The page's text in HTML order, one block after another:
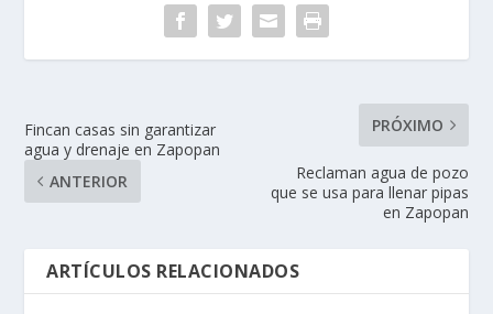
Fincan casas sin garantizar
agua y drenaje en Zapopan
ANTERIOR
PRÓXIMO
Reclaman agua de pozo
que se usa para llenar pipas
en Zapopan
ARTÍCULOS RELACIONADOS